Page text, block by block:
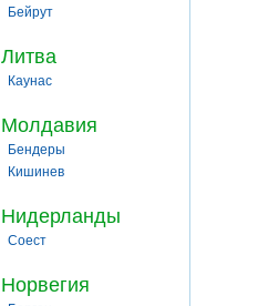
Бейрут
Литва
Каунас
Молдавия
Бендеры
Кишинев
Нидерланды
Соест
Норвегия